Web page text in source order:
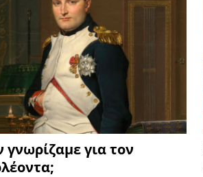
γνωρίζαμε για τον